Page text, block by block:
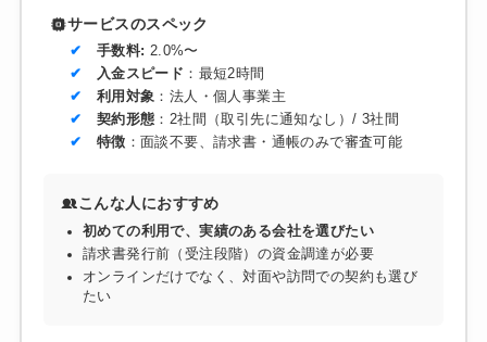
サービスのスペック
手数料: 2.0%〜
入金スピード ：最短2時間
利用対象 ：法人・個人事業主
契約形態 ：2社間（取引先に通知なし）/ 3社間
特徴 ：面談不要、請求書・通帳のみで審査可能
こんな人におすすめ
初めての利用で、実績のある会社を選びたい
請求書発行前（受注段階）の資金調達が必要
オンラインだけでなく、対面や訪問での契約も選び
たい